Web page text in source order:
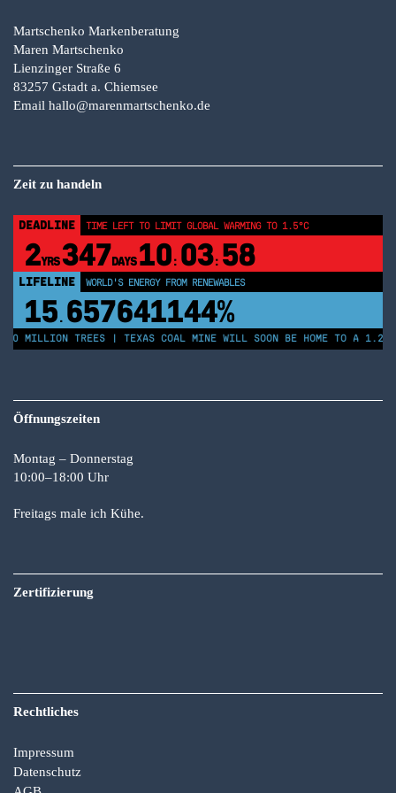
Martschenko Markenberatung
Maren Martschenko
Lienzinger Straße 6
83257 Gstadt a. Chiemsee
Email hallo@marenmartschenko.de
Zeit zu handeln
DEADLINE TIME LEFT TO LIMIT GLOBAL WARMING TO 1.5°C
2YRS347DAYS 10: 03: 58
LIFELINE WORLD'S ENERGY FROM RENEWABLES
15. 657641144%
MILLION TREES | TEXAS COAL MINE WILL SOON BE HOME TO A
Öffnungszeiten
Montag – Donnerstag
10:00–18:00 Uhr
Freitags male ich Kühe.
Zertifizierung
Rechtliches
Impressum
Datenschutz